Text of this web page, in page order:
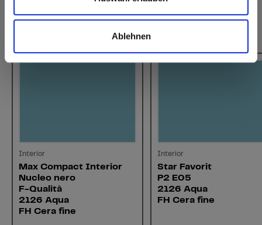
Ablehnen
Questo potrebbe interessarti anche
Interior
Max Compact Interior
Nucleo nero
F-Qualità
2126 Aqua
FH Cera fine
Interior
Star Favorit
P2 E05
2126 Aqua
FH Cera fine